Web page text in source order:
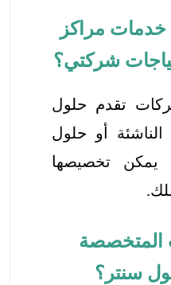
مراكز
شركتي؟
تقدم حلول
أو حلول
يمكن تخصيصها
المتخصصة
سنتر؟